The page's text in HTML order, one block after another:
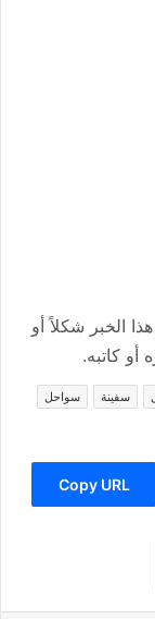
الخبر شكلاً أو
كاتبه.
سفينة
سواحل
Copy URL